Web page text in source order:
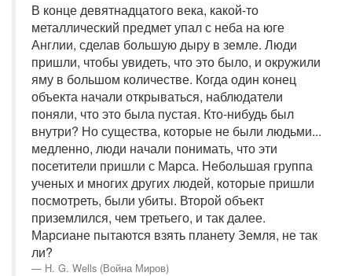
В конце девятнадцатого века, какой-то
металлический предмет упал с неба на юге
Англии, сделав большую дыру в земле. Люди
пришли, чтобы увидеть, что это было, и окружили
яму в большом количестве. Когда один конец
объекта начали открываться, наблюдатели
поняли, что это была пустая. Кто-нибудь был
внутри? Но существа, которые не были людьми...
медленно, люди начали понимать, что эти
посетители пришли с Марса. Небольшая группа
ученых и многих других людей, которые пришли
посмотреть, были убиты. Второй объект
приземлился, чем третьего, и так далее.
Марсиане пытаются взять планету Земля, не так
ли?
H. G. Wells (Война Миров)